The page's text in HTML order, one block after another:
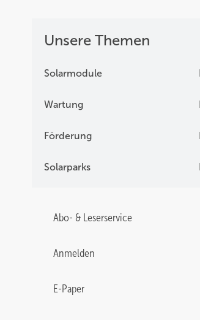
Unsere Themen
Solarmodule
Wartung
Förderung
Solarparks
Abo- & Leserservice
Anmelden
E-Paper